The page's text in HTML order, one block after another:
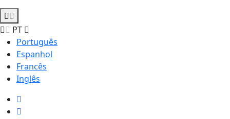
PT
Português
Espanhol
Francês
Inglês